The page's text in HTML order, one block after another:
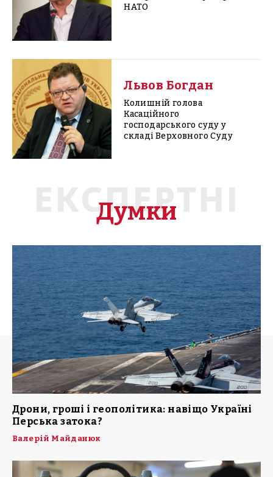
НАТО
Львов Богдан
Колишній голова
Касаційного
господарського суду у
складі Верховного Суду
ЕКСПЕРТНІ
Думки
Дрони, гроші і геополітика: навіщо Україні
Перська затока?
Валерій Майданюк